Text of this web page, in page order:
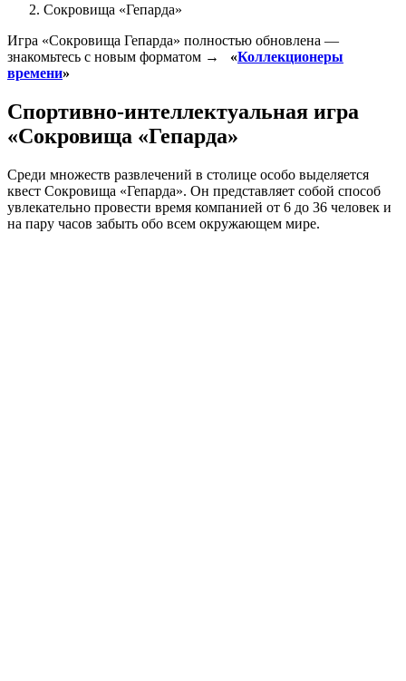
Сокровища «Гепарда»
Игра «Сокровища Гепарда» полностью обновлена —
знакомьтесь с новым форматом →
«Коллекционеры
времени»
Спортивно-интеллектуальная игра
«Сокровища «Гепарда»
Среди множеств развлечений в столице особо выделяется
квест Сокровища «Гепарда». Он представляет собой способ
увлекательно провести время компанией от 6 до 36 человек и
на пару часов забыть обо всем окружающем мире.